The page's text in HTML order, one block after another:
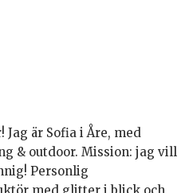
Jag är Sofia i Åre, med
& outdoor. Mission: jag vill
Personlig